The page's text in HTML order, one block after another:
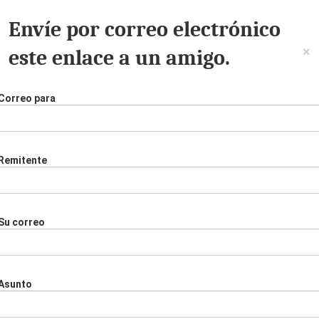
Envíe por correo electrónico
este enlace a un amigo.
×
para
correo